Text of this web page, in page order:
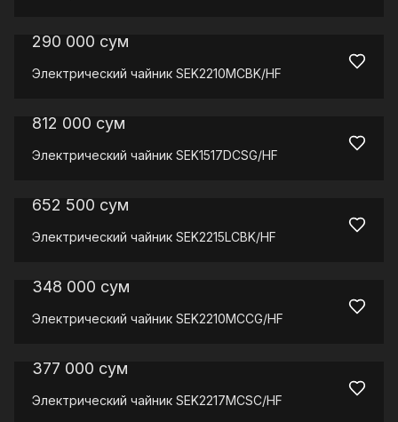
290 000 сум
Электрический чайник SEK2210MCBK/HF
812 000 сум
Электрический чайник SEK1517DCSG/HF
652 500 сум
Электрический чайник SEK2215LCBK/HF
348 000 сум
Электрический чайник SEK2210MCCG/HF
377 000 сум
Электрический чайник SEK2217MCSC/HF